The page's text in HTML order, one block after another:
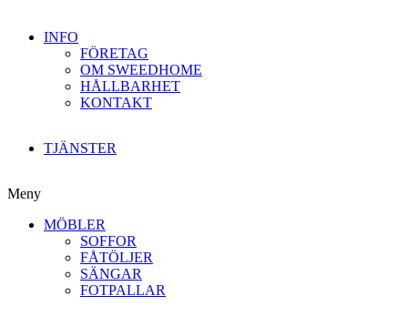
INFO
FÖRETAG
OM SWEEDHOME
HÅLLBARHET
KONTAKT
TJÄNSTER
Meny
MÖBLER
SOFFOR
FÅTÖLJER
SÄNGAR
FOTPALLAR